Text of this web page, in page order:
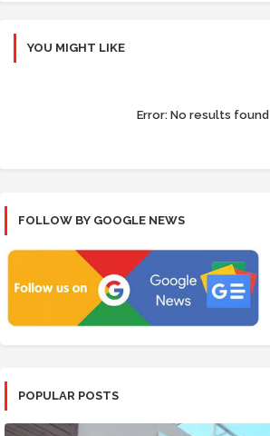
YOU MIGHT LIKE
Error: No results found
FOLLOW BY GOOGLE NEWS
POPULAR POSTS